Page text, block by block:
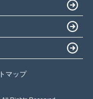
マップ